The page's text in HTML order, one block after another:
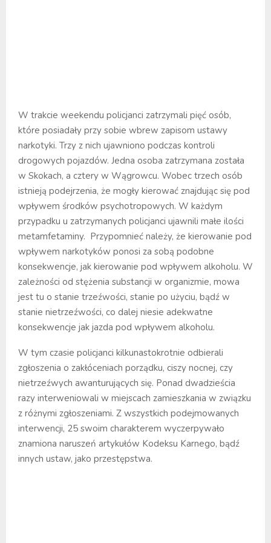
W trakcie weekendu policjanci zatrzymali pięć osób,
które posiadały przy sobie wbrew zapisom ustawy
narkotyki. Trzy z nich ujawniono podczas kontroli
drogowych pojazdów. Jedna osoba zatrzymana została
w Skokach, a cztery w Wągrowcu. Wobec trzech osób
istnieją podejrzenia, że mogły kierować znajdując się pod
wpływem środków psychotropowych. W każdym
przypadku u zatrzymanych policjanci ujawnili małe ilości
metamfetaminy. Przypomnieć należy, że kierowanie pod
wpływem narkotyków ponosi za sobą podobne
konsekwencje, jak kierowanie pod wpływem alkoholu. W
zależności od stężenia substancji w organizmie, mowa
jest tu o stanie trzeźwości, stanie po użyciu, bądź w
stanie nietrzeźwości, co dalej niesie adekwatne
konsekwencje jak jazda pod wpływem alkoholu.
W tym czasie policjanci kilkunastokrotnie odbierali
zgłoszenia o zakłóceniach porządku, ciszy nocnej, czy
nietrzeźwych awanturujących się. Ponad dwadzieścia
razy interweniowali w miejscach zamieszkania w związku
z różnymi zgłoszeniami. Z wszystkich podejmowanych
interwencji, 25 swoim charakterem wyczerpywało
znamiona naruszeń artykułów Kodeksu Karnego, bądź
innych ustaw, jako przestępstwa.